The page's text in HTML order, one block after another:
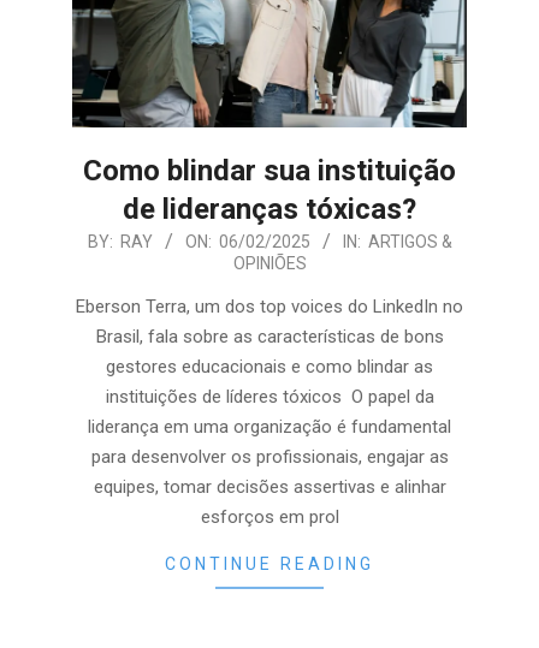
Como blindar sua instituição
de lideranças tóxicas?
2025-
06
BY: RAY ON: 06/02/2025 IN: ARTIGOS &
OPINIÕES
Eberson Terra, um dos top voices do LinkedIn no
Brasil, fala sobre as características de bons
gestores educacionais e como blindar as
instituições de líderes tóxicos O papel da
liderança em uma organização é fundamental
para desenvolver os profissionais, engajar as
equipes, tomar decisões assertivas e alinhar
esforços em prol
CONTINUE READING